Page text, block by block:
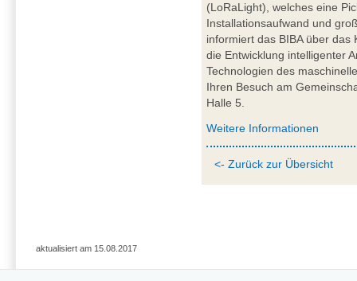
(LoRaLight), welches eine
Installationsaufwand und
informiert das BIBA über das
die Entwicklung intelligenter
Technologien des
Ihren Besuch am
Halle 5.
Weitere Informationen
<- Zurück zur Übersicht
aktualisiert am 15.08.2017